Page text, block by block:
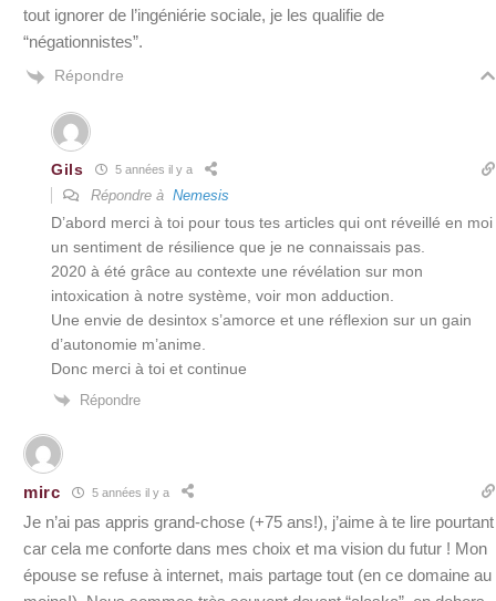
tout ignorer de l’ingéniérie sociale, je les qualifie de
“négationnistes”.
Répondre
Gils 5 années il y a
Répondre à Nemesis
D’abord merci à toi pour tous tes articles qui ont réveillé en moi
un sentiment de résilience que je ne connaissais pas.
2020 à été grâce au contexte une révélation sur mon
intoxication à notre système, voir mon adduction.
Une envie de desintox s’amorce et une réflexion sur un gain
d’autonomie m’anime.
Donc merci à toi et continue
Répondre
mirc 5 années il y a
Je n’ai pas appris grand-chose (+75 ans!), j’aime à te lire pourtant
car cela me conforte dans mes choix et ma vision du futur ! Mon
épouse se refuse à internet, mais partage tout (en ce domaine au